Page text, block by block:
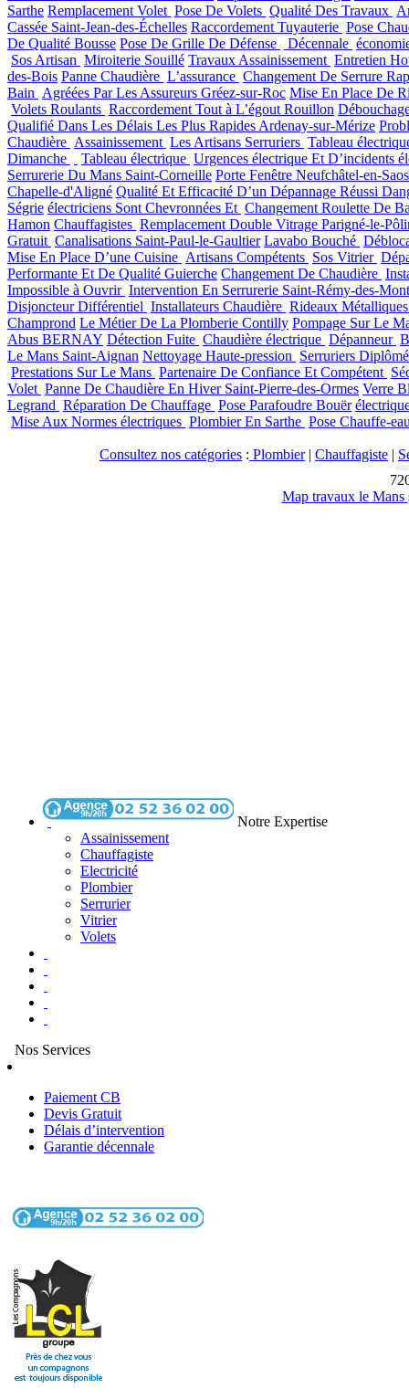
Notre Expertise
Assainissement
Chauffagiste
Electricité
Plombier
Serrurier
Vitrier
Volets
Nos Services
Paiement CB
Devis Gratuit
Délais d’intervention
Garantie décennale
Sarthe Remplacement Volet Pose De Volets Qualité Des Travaux
Cassée Saint-Jean-des-Échelles Raccordement Tuyauterie Pose
De Qualité Bousse Pose De Grille De Défense Décennale
Sos Artisan Miroiterie Souillé Travaux Assainissement Entretien
des-Bois Panne Chaudière L’assurance Changement De Serrure
Bain Agréées Par Les Assureurs Gréez-sur-Roc Mise En Place De
Volets Roulants Raccordement Tout à L’égout Rouillon
Qualifié Dans Les Délais Les Plus Rapides Ardenay-sur-Mérize
Chaudière Assainissement Les Artisans Serruriers Tableau
Dimanche
Tableau électrique Urgences électrique Et D’incidents
Serrurerie Du Mans Saint-Corneille Porte Fenêtre Neufchâtel-en-
Chapelle-d'Aligné Qualité Et Efficacité D’un Dépannage Réussi
Ségrie électriciens Sont Chevronnées Et Changement Roulette De
Hamon Chauffagistes Remplacement Double Vitrage Parigné-le-
Gratuit Canalisations Saint-Paul-le-Gaultier Lavabo Bouché
Mise En Place D’une Cuisine Artisans Compétents Sos Vitrier
Performante Et De Qualité Guierche Changement De Chaudière
Impossible à Ouvrir Intervention En Serrurerie Saint-Rémy-des-
Disjoncteur Différentiel Installateurs Chaudière Rideaux
Champrond Le Métier De La Plomberie Contilly Pompage Sur Le
Abus BERNAY Détection Fuite Chaudière électrique Dépanneur
Le Mans Saint-Aignan Nettoyage Haute-pression Serruriers
Prestations Sur Le Mans Partenaire De Confiance Et Compétent
Volet Panne De Chaudière En Hiver Saint-Pierre-des-Ormes Verre
Legrand Réparation De Chauffage Pose Parafoudre Bouër
Mise Aux Normes électriques Plombier En Sarthe Pose Chauffe-
Consultez nos catégories : Plombier| Chauffagiste |
Map travaux le Mans